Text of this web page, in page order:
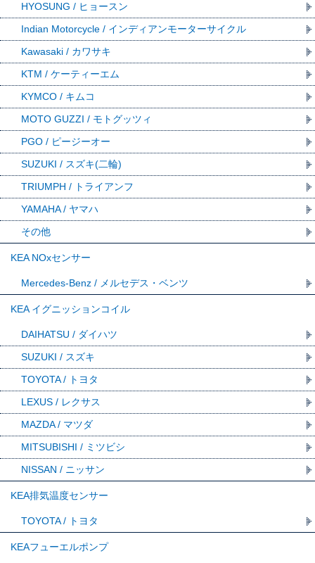
HYOSUNG / ヒョースン
Indian Motorcycle / インディアンモーターサイクル
Kawasaki / カワサキ
KTM / ケーティーエム
KYMCO / キムコ
MOTO GUZZI / モトグッツィ
PGO / ピージーオー
SUZUKI / スズキ(二輪)
TRIUMPH / トライアンフ
YAMAHA / ヤマハ
その他
KEA NOxセンサー
Mercedes-Benz / メルセデス・ベンツ
KEA イグニッションコイル
DAIHATSU / ダイハツ
SUZUKI / スズキ
TOYOTA / トヨタ
LEXUS / レクサス
MAZDA / マツダ
MITSUBISHI / ミツビシ
NISSAN / ニッサン
KEA排気温度センサー
TOYOTA / トヨタ
KEAフューエルポンプ